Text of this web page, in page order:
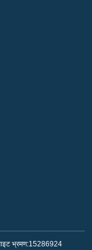
भ्रमण:15286924